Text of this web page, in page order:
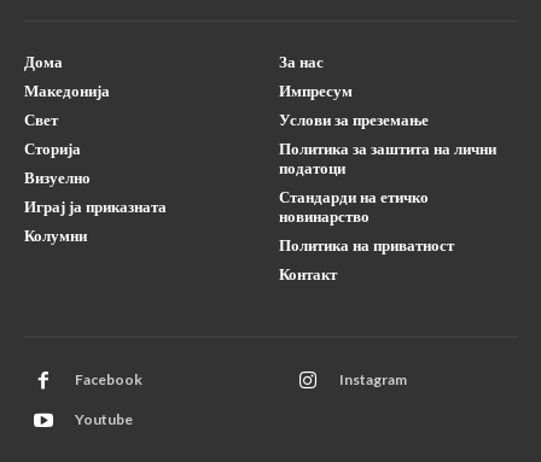
Дома
Македонија
Свет
Сторија
Визуелно
Играј ја приказната
Колумни
За нас
Импресум
Услови за преземање
Политика за заштита на лични
податоци
Стандарди на етичко
новинарство
Политика на приватност
Контакт
Facebook Instagram
Youtube